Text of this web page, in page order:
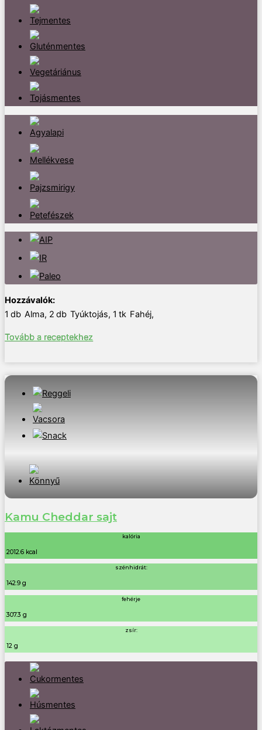
1 db Alma, 2 db Tyúktojás, 1 tk Fahéj,
Tovább a receptekhez
Kamu Cheddar sajt
kalória
2012.6 kcal
szénhidrát:
142.9 g
fehérje
307.3 g
zsír:
12 g